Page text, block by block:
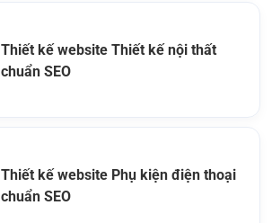
Thiết kế website Thiết kế nội thất
chuẩn SEO
Thiết kế website Phụ kiện điện thoại
chuẩn SEO